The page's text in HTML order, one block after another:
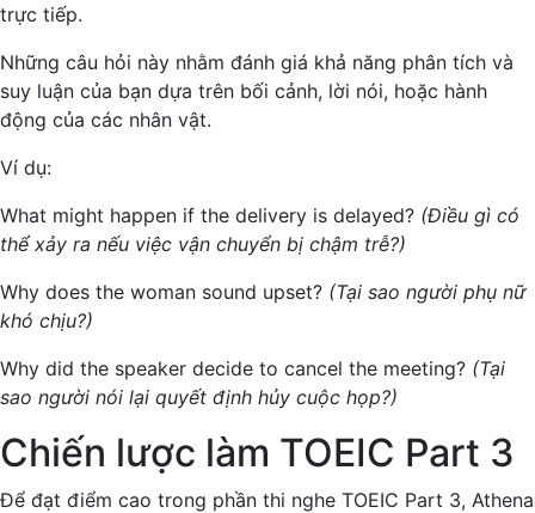
trực tiếp.
Những câu hỏi này nhằm đánh giá khả năng phân tích và
suy luận của bạn dựa trên bối cảnh, lời nói, hoặc hành
động của các nhân vật.
Ví dụ:
What might happen if the delivery is delayed? (Điều gì có
thể xảy ra nếu việc vận chuyển bị chậm trễ?)
Why does the woman sound upset? (Tại sao người phụ nữ
khó chịu?)
Why did the speaker decide to cancel the meeting? (Tại
sao người nói lại quyết định hủy cuộc họp?)
Chiến lược làm TOEIC Part 3
Để đạt điểm cao trong phần thi nghe TOEIC Part 3, Athena